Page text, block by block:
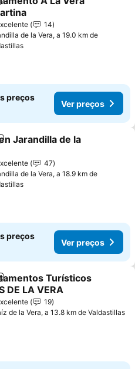
aos favoritos
14
de la Vera, a 19.0 km de
preços
Ver preços
aos favoritos
Jarandilla de la
47
de la Vera, a 18.9 km de
preços
Ver preços
aos favoritos
Turísticos
DE LA VERA
19
de la Vera, a 13.8 km de Valdastillas